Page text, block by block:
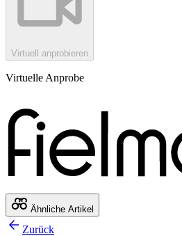
Virtuell anprobieren
Virtuelle Anprobe
Ähnliche Artikel
Zurück